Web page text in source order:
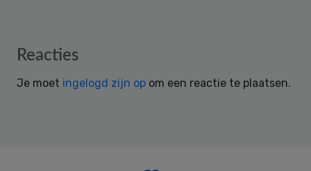
Reader
Reacties
Je moet ingelogd zijn op om een reactie te plaatsen.